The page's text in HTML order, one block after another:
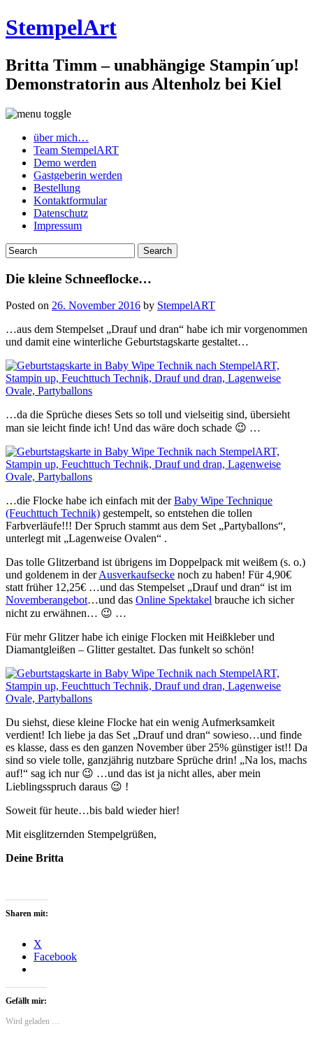
StempelArt
Britta Timm – unabhängige Stampin´up!
Demonstratorin aus Altenholz bei Kiel
über mich…
Team StempelART
Demo werden
Gastgeberin werden
Bestellung
Kontaktformular
Datenschutz
Impressum
Die kleine Schneeflocke…
Posted on 26. November 2016 by StempelART
…aus dem Stempelset „Drauf und dran“ habe ich mir vorgenommen
und damit eine winterliche Geburtstagskarte gestaltet…
…da die Sprüche dieses Sets so toll und vielseitig sind, übersieht
man sie leicht finde ich! Und das wäre doch schade 😉 …
…die Flocke habe ich einfach mit derBaby Wipe Technique
(Feuchttuch Technik) gestempelt, so entstehen die tollen
Farbverläufe!!! Der Spruch stammt aus dem Set „Partyballons“,
unterlegt mit „Lagenweise Ovalen“ .
Das tolle Glitzerband ist übrigens im Doppelpack mit weißem (s. o.)
und goldenem in derAusverkaufsecke noch zu haben! Für 4,90€
statt früher 12,25€ …und das Stempelset „Drauf und dran“ ist im
Novemberangebot…und das Online Spektakel brauche ich sicher
nicht zu erwähnen… 😉 …
Für mehr Glitzer habe ich einige Flocken mit Heißkleber und
Diamantgleißen – Glitter gestaltet. Das funkelt so schön!
Du siehst, diese kleine Flocke hat ein wenig Aufmerksamkeit
verdient! Ich liebe ja das Set „Drauf und dran“ sowieso…und finde
es klasse, dass es den ganzen November über 25% günstiger ist!! Da
sind so viele tolle, ganzjährig nutzbare Sprüche drin! „Na los, machs
auf!“ sag ich nur 😉 …und das ist ja nicht alles, aber mein
Lieblingsspruch daraus 😉 !
Soweit für heute…bis bald wieder hier!
Mit eisglitzernden Stempelgrüßen,
Deine Britta
Sharen mit:
X
Facebook
Gefällt mir:
Wird geladen …